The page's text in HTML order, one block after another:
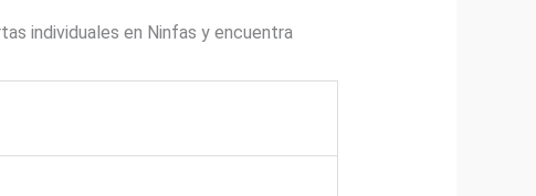
individuales en Ninfas y encuentra